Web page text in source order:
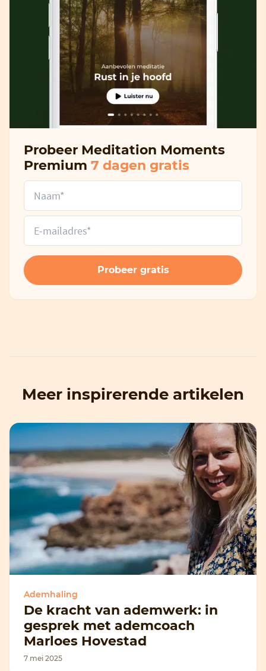
Probeer Meditation Moments
Premium 7 dagen gratis
Meer inspirerende artikelen
Ademhaling
De kracht van ademwerk: in
gesprek met ademcoach
Marloes Hovestad
7 mei 2025